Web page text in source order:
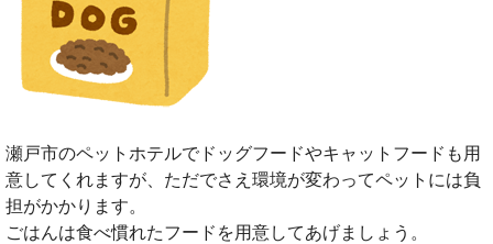
瀬戸市のペットホテルでドッグフードやキャットフードも用
意してくれますが、ただでさえ環境が変わってペットには負
担がかかります。
ごはんは食べ慣れたフードを用意してあげましょう。